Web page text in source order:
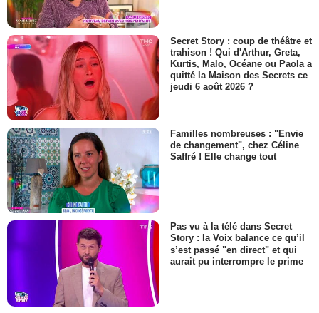
Secret Story : coup de théâtre et
trahison ! Qui d'Arthur, Greta,
Kurtis, Malo, Océane ou Paola a
quitté la Maison des Secrets ce
jeudi 6 août 2026 ?
Familles nombreuses : "Envie
de changement", chez Céline
Saffré ! Elle change tout
Pas vu à la télé dans Secret
Story : la Voix balance ce qu’il
s’est passé "en direct" et qui
aurait pu interrompre le prime